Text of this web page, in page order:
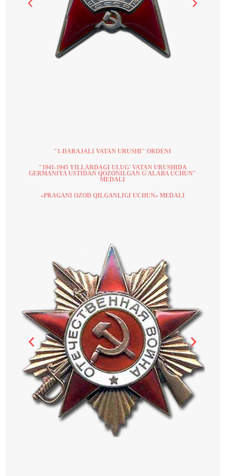
"1-DARAJALI VATAN URUSHI" ORDENI
"1941-1945 YILLARDAGI ULUG' VATAN URUSHIDA
GERMANIYA USTIDAN QOZONILGAN G'ALABA UCHUN"
MEDALI
«PRAGANI OZOD QILGANLIGI UCHUN» MEDALI